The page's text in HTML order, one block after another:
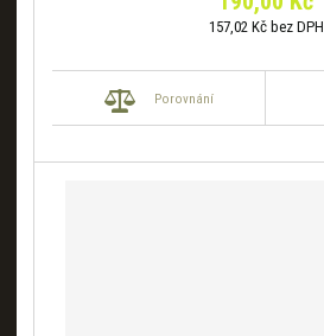
157,02 Kč bez DPH
Porovnání